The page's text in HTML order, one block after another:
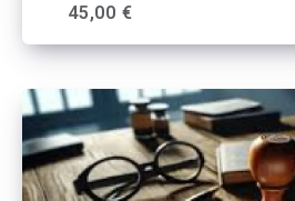
45,00 €